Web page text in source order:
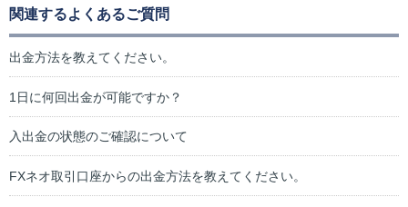
関連するよくあるご質問
出金方法を教えてください。
1日に何回出金が可能ですか？
入出金の状態のご確認について
FXネオ取引口座からの出金方法を教えてください。